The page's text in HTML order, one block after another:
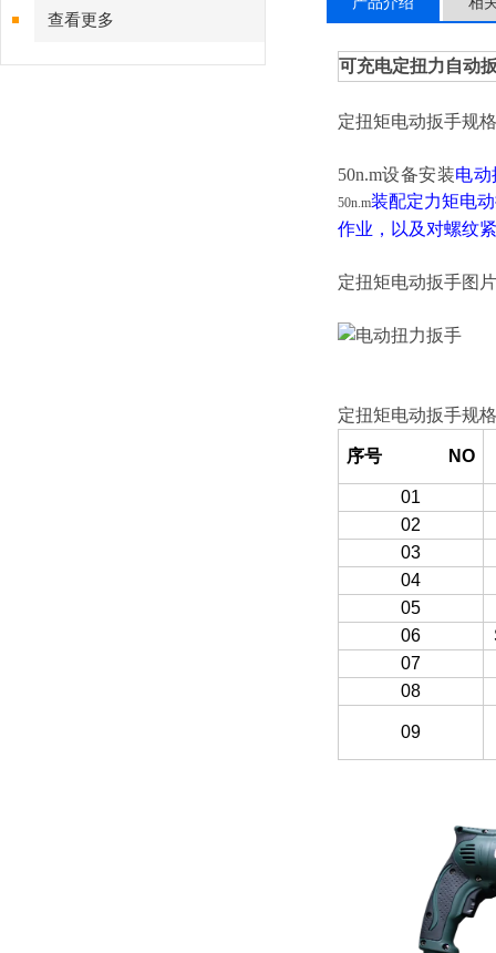
查看更多
可充电定扭力自动
定扭矩电动扳手规
50n.m设备安装电动
50n.m装配定力矩电
作业，以及对螺纹
定扭矩电动扳手图
定扭矩电动扳手规
序号 NO
01
02
03
04
05
06
07
08
09